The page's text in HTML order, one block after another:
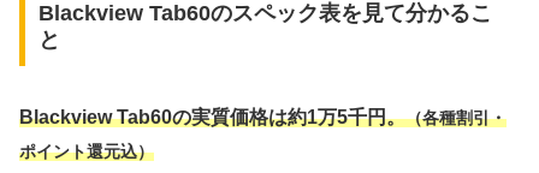
Blackview Tab60のスペック表を見て分かるこ
と
Blackview Tab60の実質価格は約1万5千円。（各種割引・
ポイント還元込）